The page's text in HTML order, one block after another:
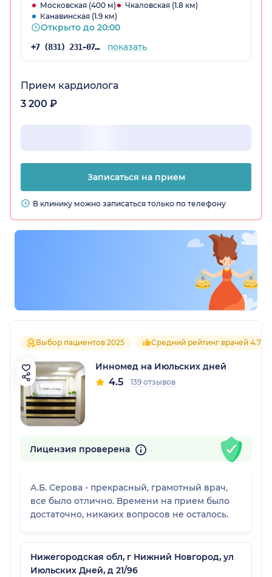
Московская (400 м)
Чкаловская (1.8 км)
Канавинская (1.9 км)
Открыто до 20:00
+7 (831) 231-07-43 показать
Прием кардиолога
3 200 ₽
Записаться на прием
В клинику можно записаться только по телефону
Выбор пациентов 2025 Средний рейтинг врачей 4.7
Инномед на Июльских дней
4.5 139 отзывов
Лицензия проверена
А.Б. Серова - прекрасный, грамотный врач,
все было отлично. Времени на прием было
достаточно, никаких вопросов не осталось.
Нижегородская обл, г Нижний Новгород, ул
Июльских Дней, д 21/96